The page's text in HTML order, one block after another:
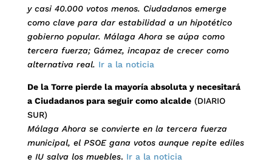
y casi 40.000 votos menos. Ciudadanos emerge
como clave para dar estabilidad a un hipotético
gobierno popular. Málaga Ahora se aúpa como
tercera fuerza; Gámez, incapaz de crecer como
alternativa real. Ir a la noticia
De la Torre pierde la mayoría absoluta y necesitará
a Ciudadanos para seguir como alcalde(DIARIO
SUR)
Málaga Ahora se convierte en la tercera fuerza
municipal, el PSOE gana votos aunque repite ediles
e IU salva los muebles. Ir a la noticia